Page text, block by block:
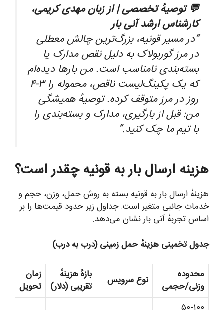
💬 توصیهٔ تخصصی | از زبان مهدی کریمی،
کارشناس ارشد آنی بار
“در مسیر قونیه، بزرگ‌ترین چالش معطلی
در مرز گوربولاک به دلیل نقص مدارک یا
بسته‌بندی نامناسب است. من بارها دیده‌ام
که یک پکینگ‌لیست ناقص، محموله را ۳-۴
روز در مرز متوقف کرده. توصیهٔ همیشگی
من: قبل از بارگیری، مدارک و بسته‌بندی را
با تیم ما چک کنید.”
هزینه ارسال بار به قونیه چقدر است؟
هزینهٔ ارسال بار به قونیه بسته به روش حمل، وزن، حجم و
خدمات جانبی متغیر است. جداول زیر حدود قیمت‌ها را بر
اساس تجربهٔ آنی بار نشان می‌دهد.
جدول تخمینی هزینهٔ حمل زمینی (درب به درب)
محدوده
وزنی/حجمی
نوع سرویس
بازهٔ هزینهٔ
تقریبی (دلار)
زمان
تحویل